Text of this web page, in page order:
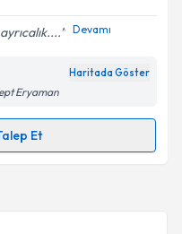
ilişkin
verilerimin belirtilen
ediyorum.
Devamı
Haritada Göster
Eryaman
Et